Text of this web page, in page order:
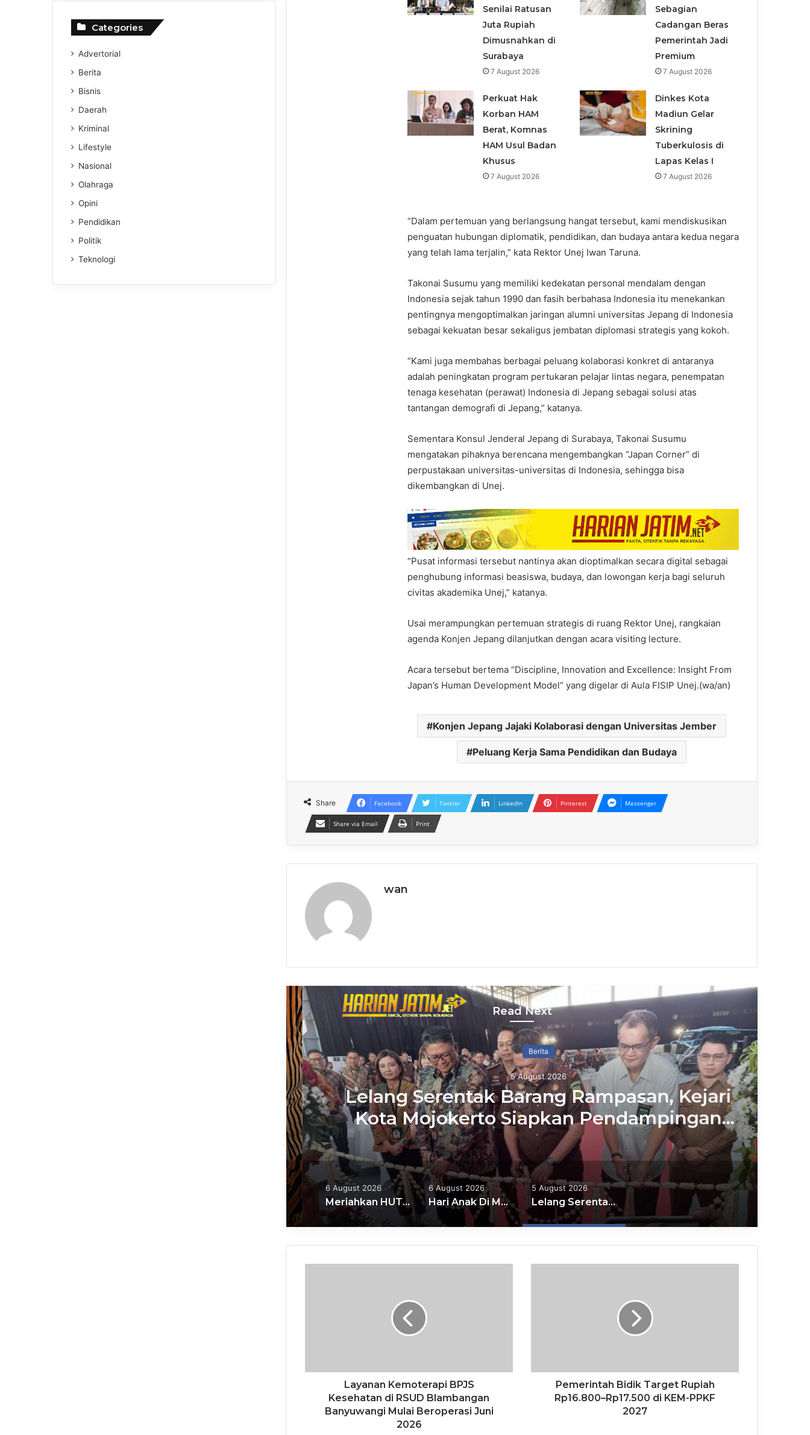
Senilai Ratusan
Juta Rupiah
Dimusnahkan di
Surabaya
7 August 2026
Sebagian
Cadangan Beras
Pemerintah Jadi
Premium
7 August 2026
Perkuat Hak
Korban HAM
Berat, Komnas
HAM Usul Badan
Khusus
7 August 2026
Dinkes Kota
Madiun Gelar
Skrining
Tuberkulosis di
Lapas Kelas I
7 August 2026
“Dalam pertemuan yang berlangsung hangat tersebut, kami mendiskusikan
penguatan hubungan diplomatik, pendidikan, dan budaya antara kedua negara
yang telah lama terjalin,” kata Rektor Unej Iwan Taruna.
Takonai Susumu yang memiliki kedekatan personal mendalam dengan
Indonesia sejak tahun 1990 dan fasih berbahasa Indonesia itu menekankan
pentingnya mengoptimalkan jaringan alumni universitas Jepang di Indonesia
sebagai kekuatan besar sekaligus jembatan diplomasi strategis yang kokoh.
“Kami juga membahas berbagai peluang kolaborasi konkret di antaranya
adalah peningkatan program pertukaran pelajar lintas negara, penempatan
tenaga kesehatan (perawat) Indonesia di Jepang sebagai solusi atas
tantangan demografi di Jepang,” katanya.
Sementara Konsul Jenderal Jepang di Surabaya, Takonai Susumu
mengatakan pihaknya berencana mengembangkan “Japan Corner” di
perpustakaan universitas-universitas di Indonesia, sehingga bisa
dikembangkan di Unej.
“Pusat informasi tersebut nantinya akan dioptimalkan secara digital sebagai
penghubung informasi beasiswa, budaya, dan lowongan kerja bagi seluruh
civitas akademika Unej,” katanya.
Usai merampungkan pertemuan strategis di ruang Rektor Unej, rangkaian
agenda Konjen Jepang dilanjutkan dengan acara visiting lecture.
Acara tersebut bertema “Discipline, Innovation and Excellence: Insight From
Japan’s Human Development Model” yang digelar di Aula FISIP Unej.(wa/an)
Konjen Jepang Jajaki Kolaborasi dengan Universitas Jember
Peluang Kerja Sama Pendidikan dan Budaya
Share Facebook Twitter LinkedIn Pinterest Messenger
Share via Email Print
wan
Read Next
Berita
5 August 2026
Lelang Serentak Barang Rampasan, Kejari
Kota Mojokerto Siapkan Pendampingan
dan Antar-Jemput Risalah Lelang
6 August 2026
Meriahkan HUT RI Ke-81, Ratusan ASN Pemkab Mojokerto Ikuti Olahraga Tradisional
6 August 2026
Hari Anak Di Mojokerto, Pemkot Galakkan Permainan Tradisional Hindarkan Ketergantungan Anak Pada Gadget
5 August 2026
Lelang Serentak Barang Rampasan, Kejari Kota Mojokerto Siapkan Pendampingan dan Antar-Jemput Risalah Lelang
Layanan Kemoterapi BPJS
Kesehatan di RSUD Blambangan
Banyuwangi Mulai Beroperasi Juni
2026
Pemerintah Bidik Target Rupiah
Rp16.800–Rp17.500 di KEM-PPKF
2027
Categories
Advertorial
Berita
Bisnis
Daerah
Kriminal
Lifestyle
Nasional
Olahraga
Opini
Pendidikan
Politik
Teknologi